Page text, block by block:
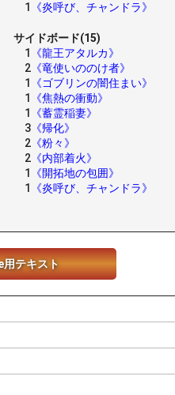
1
《炎呼び、チャンドラ》
サイドボード(15)
1
《龍王アタルカ》
2 《竜使いののけ者》
1
《ゴブリンの闇住まい》
1
《焦熱の衝動》
1
《蓄霊稲妻》
3 《帰化》
2 《粉々》
2 《内部着火》
1
《開拓地の包囲》
1
《炎呼び、チャンドラ》
テキスト